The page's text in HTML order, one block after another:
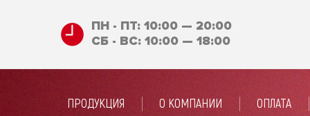
ПН - ПТ: 10:00 — 20:00
СБ - ВС: 10:00 — 18:00
ПРОДУКЦИЯ О КОМПАНИИ ОПЛАТА